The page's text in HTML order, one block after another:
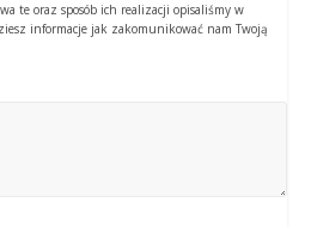
te oraz sposób ich realizacji opisaliśmy w
informacje jak zakomunikować nam Twoją